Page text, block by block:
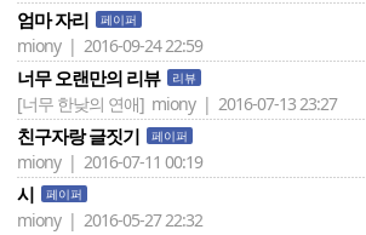
엄마 자리 페이퍼
miony | 2016-09-24 22:59
너무 오랜만의 리뷰 리뷰
[너무 한낮의 연애] miony | 2016-07-13 23:27
친구자랑 글짓기 페이퍼
miony | 2016-07-11 00:19
시 페이퍼
miony | 2016-05-27 22:32